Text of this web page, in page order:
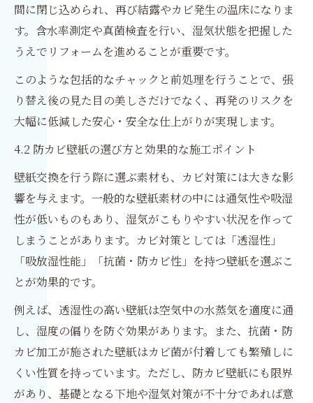
間に閉じ込められ、再び結露やカビ発生の温床になりま
す。含水率測定や真菌検査を行い、湿気状態を把握した
うえでリフォームを進めることが重要です。
このような包括的なチャックと前処理を行うことで、張
り替え後の見た目の美しさだけでなく、再発のリスクを
大幅に低減した安心・安全な仕上がりが実現します。
4.2 防カビ壁紙の選び方と効果的な施工ポイント
壁紙交換を行う際に選ぶ素材も、カビ対策には大きな影
響を与えます。一般的な壁紙素材の中には通気性や吸湿
性が低いものもあり、湿気がこもりやすい状況を作って
しまうことがあります。カビ対策としては「透湿性」
「吸放湿性能」「抗菌・防カビ性」を持つ壁紙を選ぶこ
とが効果的です。
例えば、透湿性の高い壁紙は空気中の水蒸気を適度に通
し、湿度の偏りを防ぐ効果があります。また、抗菌・防
カビ加工が施された壁紙はカビ菌が付着しても繁殖しに
くい性質を持っています。ただし、防カビ壁紙にも限界
があり、基礎となる下地や湿気対策が不十分であれば意